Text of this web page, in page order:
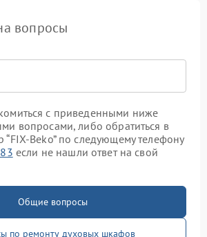
вопросы
с приведенными ниже
вопросами, либо обратиться в
“FIX-Beko” по следующему телефону
если не нашли ответ на свой
Общие вопросы
по ремонту духовых шкафов